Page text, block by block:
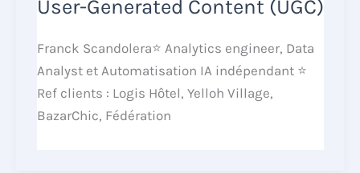
User-Generated Content (UGC)
Franck Scandolera⭐ Analytics engineer, Data
Analyst et Automatisation IA indépendant ⭐
Ref clients : Logis Hôtel, Yelloh Village,
BazarChic, Fédération